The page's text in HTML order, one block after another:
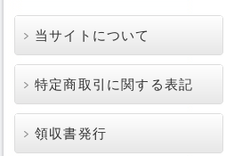
当サイトについて
特定商取引に関する表記
領収書発行